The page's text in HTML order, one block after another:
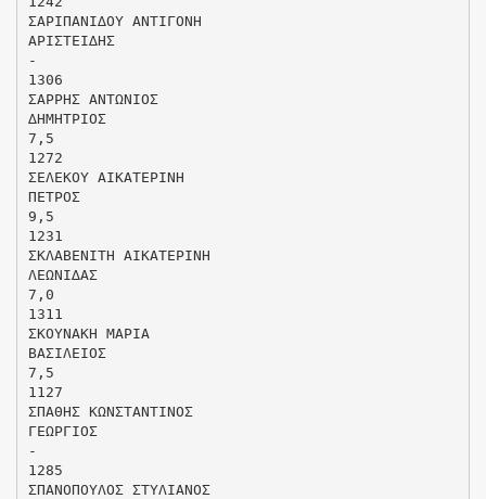
ΣΑΡΙΠΑΝΙ∆ΟΥ ΑΝΤΙΓΟΝΗ
ΑΡΙΣΤΕΙ∆ΗΣ
-
1306
ΣΑΡΡΗΣ ΑΝΤΩΝΙΟΣ
∆ΗΜΗΤΡΙΟΣ
7,5
1272
ΣΕΛΕΚΟΥ ΑΙΚΑΤΕΡΙΝΗ
ΠΕΤΡΟΣ
9,5
1231
ΣΚΛΑΒΕΝΙΤΗ ΑΙΚΑΤΕΡΙΝΗ
ΛΕΩΝΙ∆ΑΣ
7,0
1311
ΣΚΟΥΝΑΚΗ ΜΑΡΙΑ
ΒΑΣΙΛΕΙΟΣ
7,5
1127
ΣΠΑΘΗΣ ΚΩΝΣΤΑΝΤΙΝΟΣ
ΓΕΩΡΓΙΟΣ
-
1285
ΣΠΑΝΟΠΟΥΛΟΣ ΣΤΥΛΙΑΝΟΣ